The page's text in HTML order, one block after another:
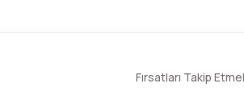
Fırsatları Takip